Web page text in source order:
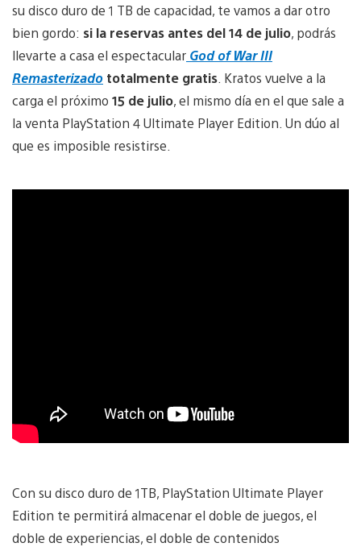
su disco duro de 1 TB de capacidad, te vamos a dar otro
bien gordo: si la reservas antes del 14 de julio, podrás
llevarte a casa el espectacular God of War III
Remasterizado totalmente gratis . Kratos vuelve a la
carga el próximo 15 de julio, el mismo día en el que sale a
la venta PlayStation 4 Ultimate Player Edition. Un dúo al
que es imposible resistirse.
Con su disco duro de 1TB, PlayStation Ultimate Player
Edition te permitirá almacenar el doble de juegos, el
doble de experiencias, el doble de contenidos